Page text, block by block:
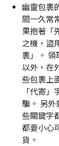
幽靈包裹
間一久常
果抱著「
之機，盜
裹」。
以外，在
些包裹上
「代寄
騙。 另外
些關鍵字
都要小心
貨。